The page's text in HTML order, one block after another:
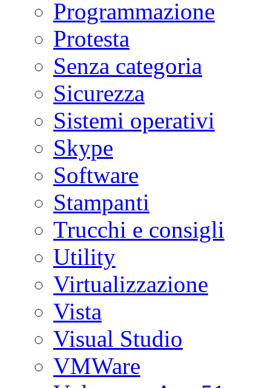
Programmazione
Protesta
Senza categoria
Sicurezza
Sistemi operativi
Skype
Software
Stampanti
Trucchi e consigli
Utility
Virtualizzazione
Vista
Visual Studio
VMWare